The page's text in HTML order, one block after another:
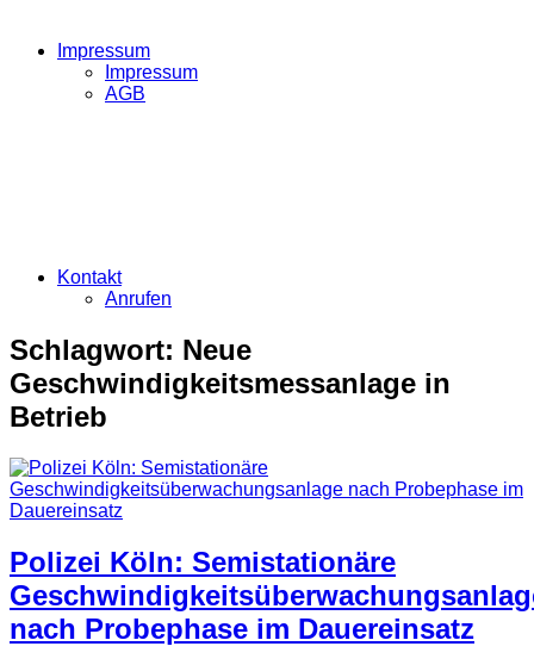
Impressum
Impressum
AGB
Kontakt
Anrufen
Schlagwort: Neue
Geschwindigkeitsmessanlage in
Betrieb
Polizei Köln: Semistationäre
nach Probephase im Dauereinsatz